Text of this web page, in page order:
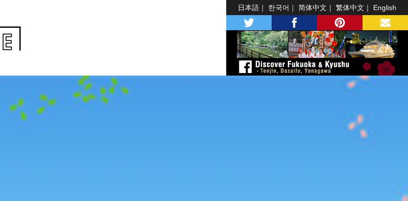
日本語 한국어 简体中文 繁体中文 English
twitter facebook pinterest MAIL